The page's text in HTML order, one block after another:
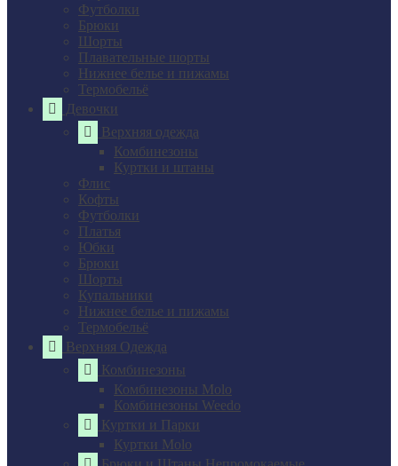
Футболки
Брюки
Шорты
Плавательные шорты
Нижнее белье и пижамы
Термобельё
Девочки
Верхняя одежда
Комбинезоны
Куртки и штаны
Флис
Кофты
Футболки
Платья
Юбки
Брюки
Шорты
Купальники
Нижнее белье и пижамы
Термобельё
Верхняя Одежда
Комбинезоны
Комбинезоны Molo
Комбинезоны Weedo
Куртки и Парки
Куртки Molo